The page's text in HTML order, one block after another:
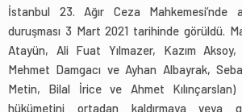
İstanbul 23. Ağır Ceza Mahkemesi’nde
duruşması 3 Mart 2021 tarihinde görüldü.
Atayün, Ali Fuat Yılmazer, Kazım
Mehmet Damgacı ve Ayhan Albayrak,
Metin, Bilal İrice ve Ahmet Kılınçarslan)
hükümetini ortadan kaldırmaya veya